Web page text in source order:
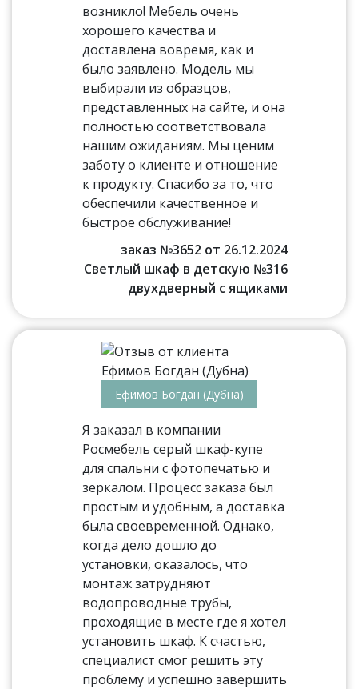
возникло! Мебель очень
хорошего качества и
доставлена вовремя, как и
было заявлено. Модель мы
выбирали из образцов,
представленных на сайте, и она
полностью соответствовала
нашим ожиданиям. Мы ценим
заботу о клиенте и отношение
к продукту. Спасибо за то, что
обеспечили качественное и
быстрое обслуживание!
заказ №3652 от 26.12.2024
Светлый шкаф в детскую №316
двухдверный с ящиками
Ефимов Богдан (Дубна)
Я заказал в компании
Росмебель серый шкаф-купе
для спальни с фотопечатью и
зеркалом. Процесс заказа был
простым и удобным, а доставка
была своевременной. Однако,
когда дело дошло до
установки, оказалось, что
монтаж затрудняют
водопроводные трубы,
проходящие в месте где я хотел
установить шкаф. К счастью,
специалист смог решить эту
проблему и успешно завершить